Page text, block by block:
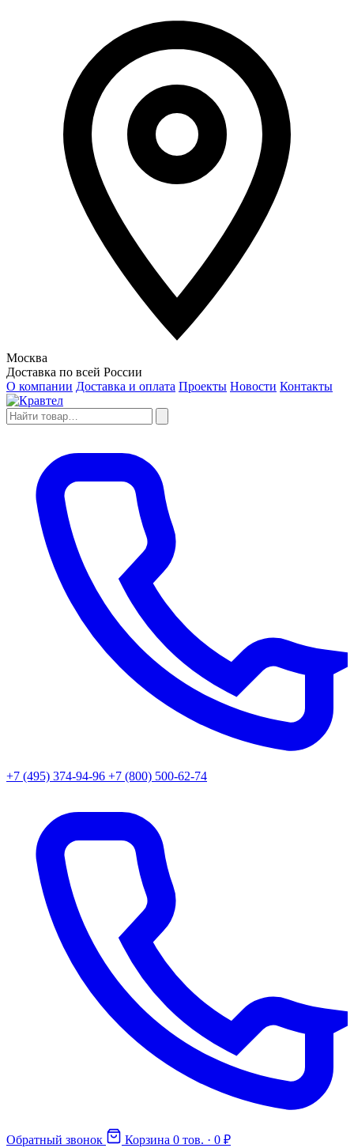
Москва
Доставка по всей России
О компании Доставка и оплата Проекты Новости Контакты
+7 (495) 374-94-96 +7 (800) 500-62-74
Обратный звонок Корзина 0 тов. · 0 ₽